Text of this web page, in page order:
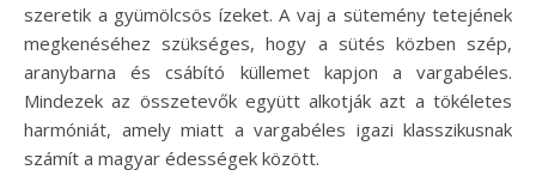
szeretik a gyümölcsös ízeket. A vaj a sütemény tetejének
megkenéséhez szükséges, hogy a sütés közben szép,
aranybarna és csábító küllemet kapjon a vargabéles.
Mindezek az összetevők együtt alkotják azt a tökéletes
harmóniát, amely miatt a vargabéles igazi klasszikusnak
számít a magyar édességek között.